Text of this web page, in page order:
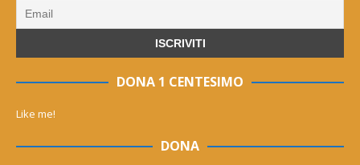
DONA 1 CENTESIMO
Like me!
DONA